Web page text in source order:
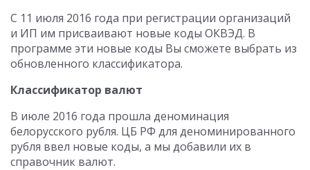
С 11 июля 2016 года при регистрации организаций
и ИП им присваивают новые коды ОКВЭД. В
программе эти новые коды Вы сможете выбрать из
обновленного классификатора.
Классификатор валют
В июле 2016 года прошла деноминация
белорусского рубля. ЦБ РФ для деноминированного
рубля ввел новые коды, а мы добавили их в
справочник валют.